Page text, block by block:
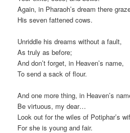
Again, in Pharaoh’s dream there
His seven fattened cows.
Unriddle his dreams without a fault,
As truly as before;
And don’t forget, in Heaven’s name,
To send a sack of flour.
And one more thing, in Heaven’s
Be virtuous, my dear…
Look out for the wiles of Potiphar’s
For she is young and fair.